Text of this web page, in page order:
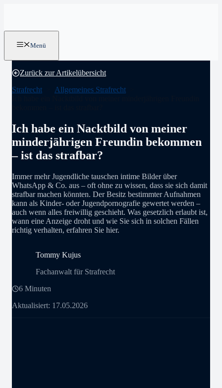
Menü
Zurück zur Artikelübersicht
Strafrecht
Allgemeines Strafrecht
Ich habe ein Nacktbild von meiner
minderjährigen Freundin bekommen
– ist das strafbar?
Immer mehr Jugendliche tauschen intime Bilder über
WhatsApp & Co. aus – oft ohne zu wissen, dass sie sich damit
strafbar machen könnten. Der Besitz bestimmter Aufnahmen
kann als Kinder- oder Jugendpornografie gewertet werden –
auch wenn alles freiwillig geschieht. Was gesetzlich erlaubt ist,
wann eine Anzeige droht und wie Sie sich in solchen Fällen
richtig verhalten, erfahren Sie hier.
Tommy Kujus
Fachanwalt für Strafrecht
6 Minuten
Aktualisiert: 17.05.2026